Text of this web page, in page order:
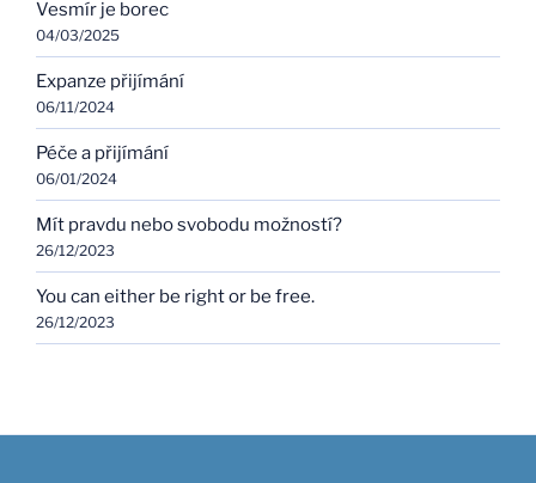
Vesmír je borec
04/03/2025
Expanze přijímání
06/11/2024
Péče a přijímání
06/01/2024
Mít pravdu nebo svobodu možností?
26/12/2023
You can either be right or be free.
26/12/2023